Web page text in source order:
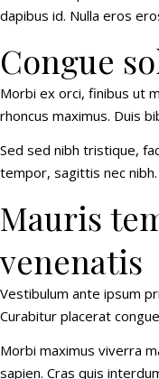
dapibus id. Nulla eros
Congue
Morbi ex orci, finibus ut
rhoncus maximus. Duis
Sed sed nibh tristique,
tempor, sagittis nec nibh.
Mauris
venenatis
Vestibulum ante ipsum
Curabitur placerat
Morbi maximus viverra
sapien. Cras quis